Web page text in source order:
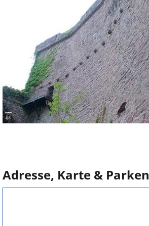
Adresse, Karte & Parken